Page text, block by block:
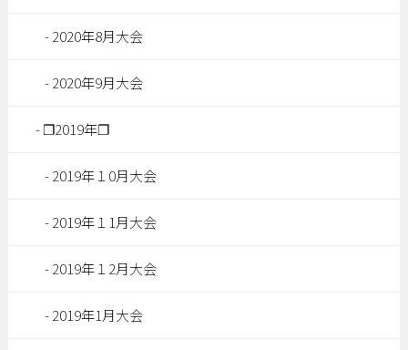
2020年8月大会
2020年9月大会
❐2019年❐
2019年１0月大会
2019年１1月大会
2019年１2月大会
2019年1月大会